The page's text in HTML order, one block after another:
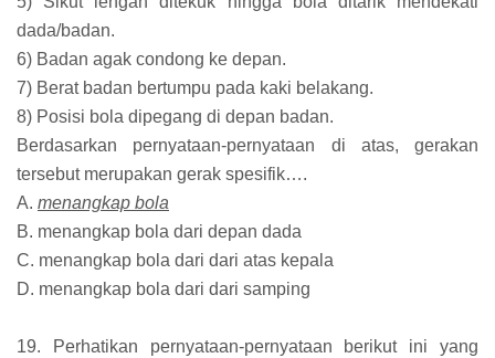
dada/badan.
6) Badan agak condong ke depan.
7) Berat badan bertumpu pada kaki belakang.
8) Posisi bola dipegang di depan badan.
Berdasarkan pernyataan-pernyataan di atas, gerakan
tersebut merupakan gerak spesifik….
A. menangkap bola
B. menangkap bola dari depan dada
C. menangkap bola dari dari atas kepala
D. menangkap bola dari dari samping
19. Perhatikan pernyataan-pernyataan berikut ini yang